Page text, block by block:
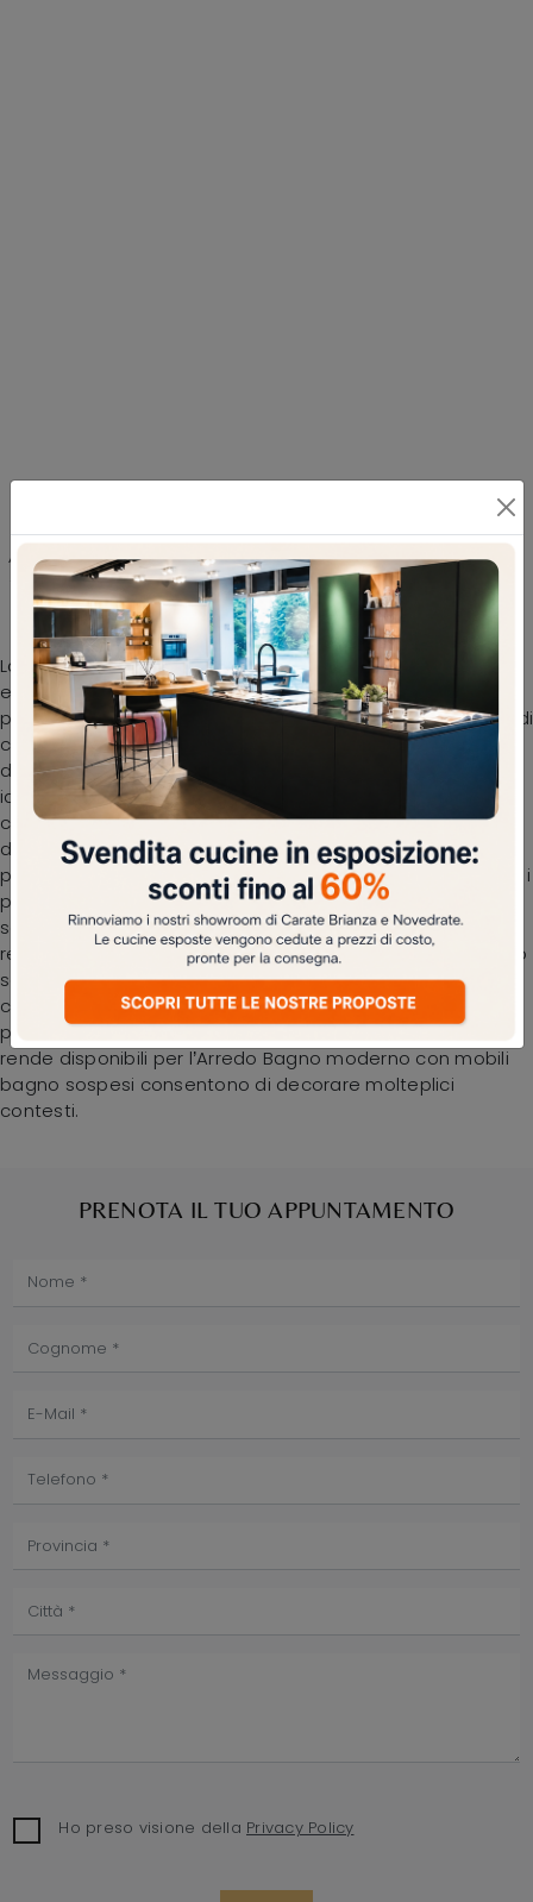
Arredo Bagno moderno Compab: scegli questo
modello in melaminico tra differenti proposte
di mobili bagno sospesi
La stanza da bagno è l'ambiente finalizzato al benessere
e alle pratiche di cura della propria persona, dunque va
progettato coniugando doti di praticità e design. I bagni di
casa si differenziano sia per eleganza che per metratura,
dunque è imprescindibile che ciascuno trovi la soluzione
ideale per le proprie esigenze. Con un'ampia gamma di
composizioni del brand Compab potrai decorare la sala
da bagno nei più piccoli dettagli, risolvendo le tue
problematiche abitative. Ciascun progetto realizzato con i
prodotti del brand è personalizzabile con mobili bagno
sospesi di ogni genere, sempre in materiali durevoli e
resistenti. Qui ti proponiamo il modello di Mobile da Bagno
sospeso B-GO BG007 di Compab in melaminico che
connota perfettamente lo spazio salvaguardando la
praticità. Le cromie, i materiali e i moduli che il marchio
rende disponibili per l’Arredo Bagno moderno con mobili
bagno sospesi consentono di decorare molteplici
contesti.
PRENOTA IL TUO APPUNTAMENTO
Ho preso visione della Privacy Policy